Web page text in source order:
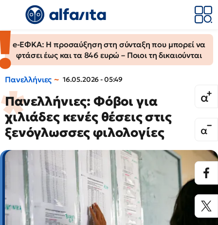
e-ΕΦΚΑ: Η προσαύξηση στη σύνταξη που μπορεί να
φτάσει έως και τα 846 ευρώ – Ποιοι τη δικαιούνται
Πανελλήνιες 16.05.2026 - 05:49
Πανελλήνιες: Φόβοι για
χιλιάδες κενές θέσεις στις
ξενόγλωσσες φιλολογίες